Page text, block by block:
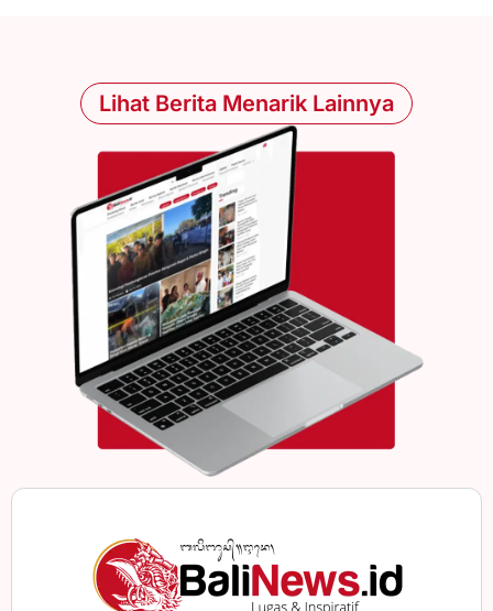
Lihat Berita Menarik Lainnya